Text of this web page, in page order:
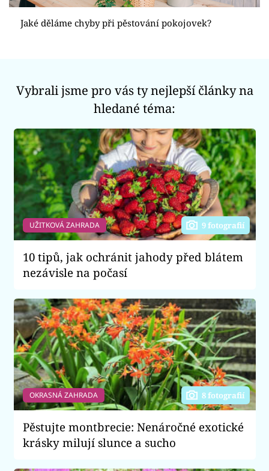
Sledujte nás
Jaké děláme chyby při pěstování pokojovek?
Vybrali jsme pro vás ty nejlepší články na
hledané téma:
UŽITKOVÁ ZAHRADA 9 fotografií
10 tipů, jak ochránit jahody před blátem
nezávisle na počasí
OKRASNÁ ZAHRADA 8 fotografií
Pěstujte montbrecie: Nenáročné exotické
krásky milují slunce a sucho